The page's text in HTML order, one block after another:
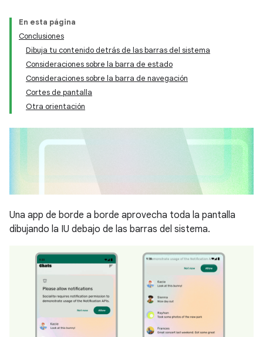
En esta página
Conclusiones
Dibuja tu contenido detrás de las barras del sistema
Consideraciones sobre la barra de estado
Consideraciones sobre la barra de navegación
Cortes de pantalla
Otra orientación
Una app de borde a borde aprovecha toda la pantalla
dibujando la IU debajo de las barras del sistema.